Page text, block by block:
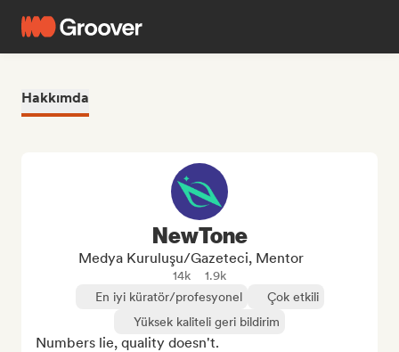
Hakkımda
NewTone
Medya Kuruluşu/Gazeteci, Mentor
14k
1.9k
En iyi küratör/profesyonel
Çok etkili
Yüksek kaliteli geri bildirim
Numbers lie, quality doesn't.